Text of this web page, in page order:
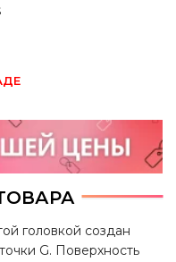
головкой создан
G. Поверхность